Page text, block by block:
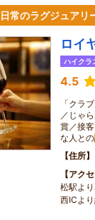
常のラグジュアリ
ロイ
ハイクラ
4.5
「クラ
／じゃ
賞／接
な人との
住所
アク
松駅よ
西ICよ